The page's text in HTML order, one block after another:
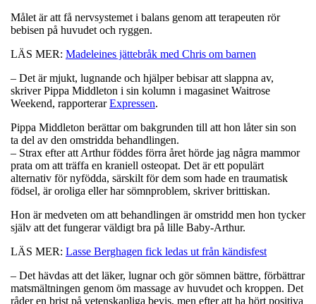
Målet är att få nervsystemet i balans genom att terapeuten rör
bebisen på huvudet och ryggen.
LÄS MER: Madeleines jättebråk med Chris om barnen
– Det är mjukt, lugnande och hjälper bebisar att slappna av,
skriver Pippa Middleton i sin kolumn i magasinet Waitrose
Weekend, rapporterarExpressen.
Pippa Middleton berättar om bakgrunden till att hon låter sin son
ta del av den omstridda behandlingen.
– Strax efter att Arthur föddes förra året hörde jag några mammor
prata om att träffa en kraniell osteopat. Det är ett populärt
alternativ för nyfödda, särskilt för dem som hade en traumatisk
födsel, är oroliga eller har sömnproblem, skriver brittiskan.
Hon är medveten om att behandlingen är omstridd men hon tycker
själv att det fungerar väldigt bra på lille Baby-Arthur.
LÄS MER: Lasse Berghagen fick ledas ut från kändisfest
– Det hävdas att det läker, lugnar och gör sömnen bättre, förbättrar
matsmältningen genom öm massage av huvudet och kroppen. Det
råder en brist på vetenskapliga bevis, men efter att ha hört positiva